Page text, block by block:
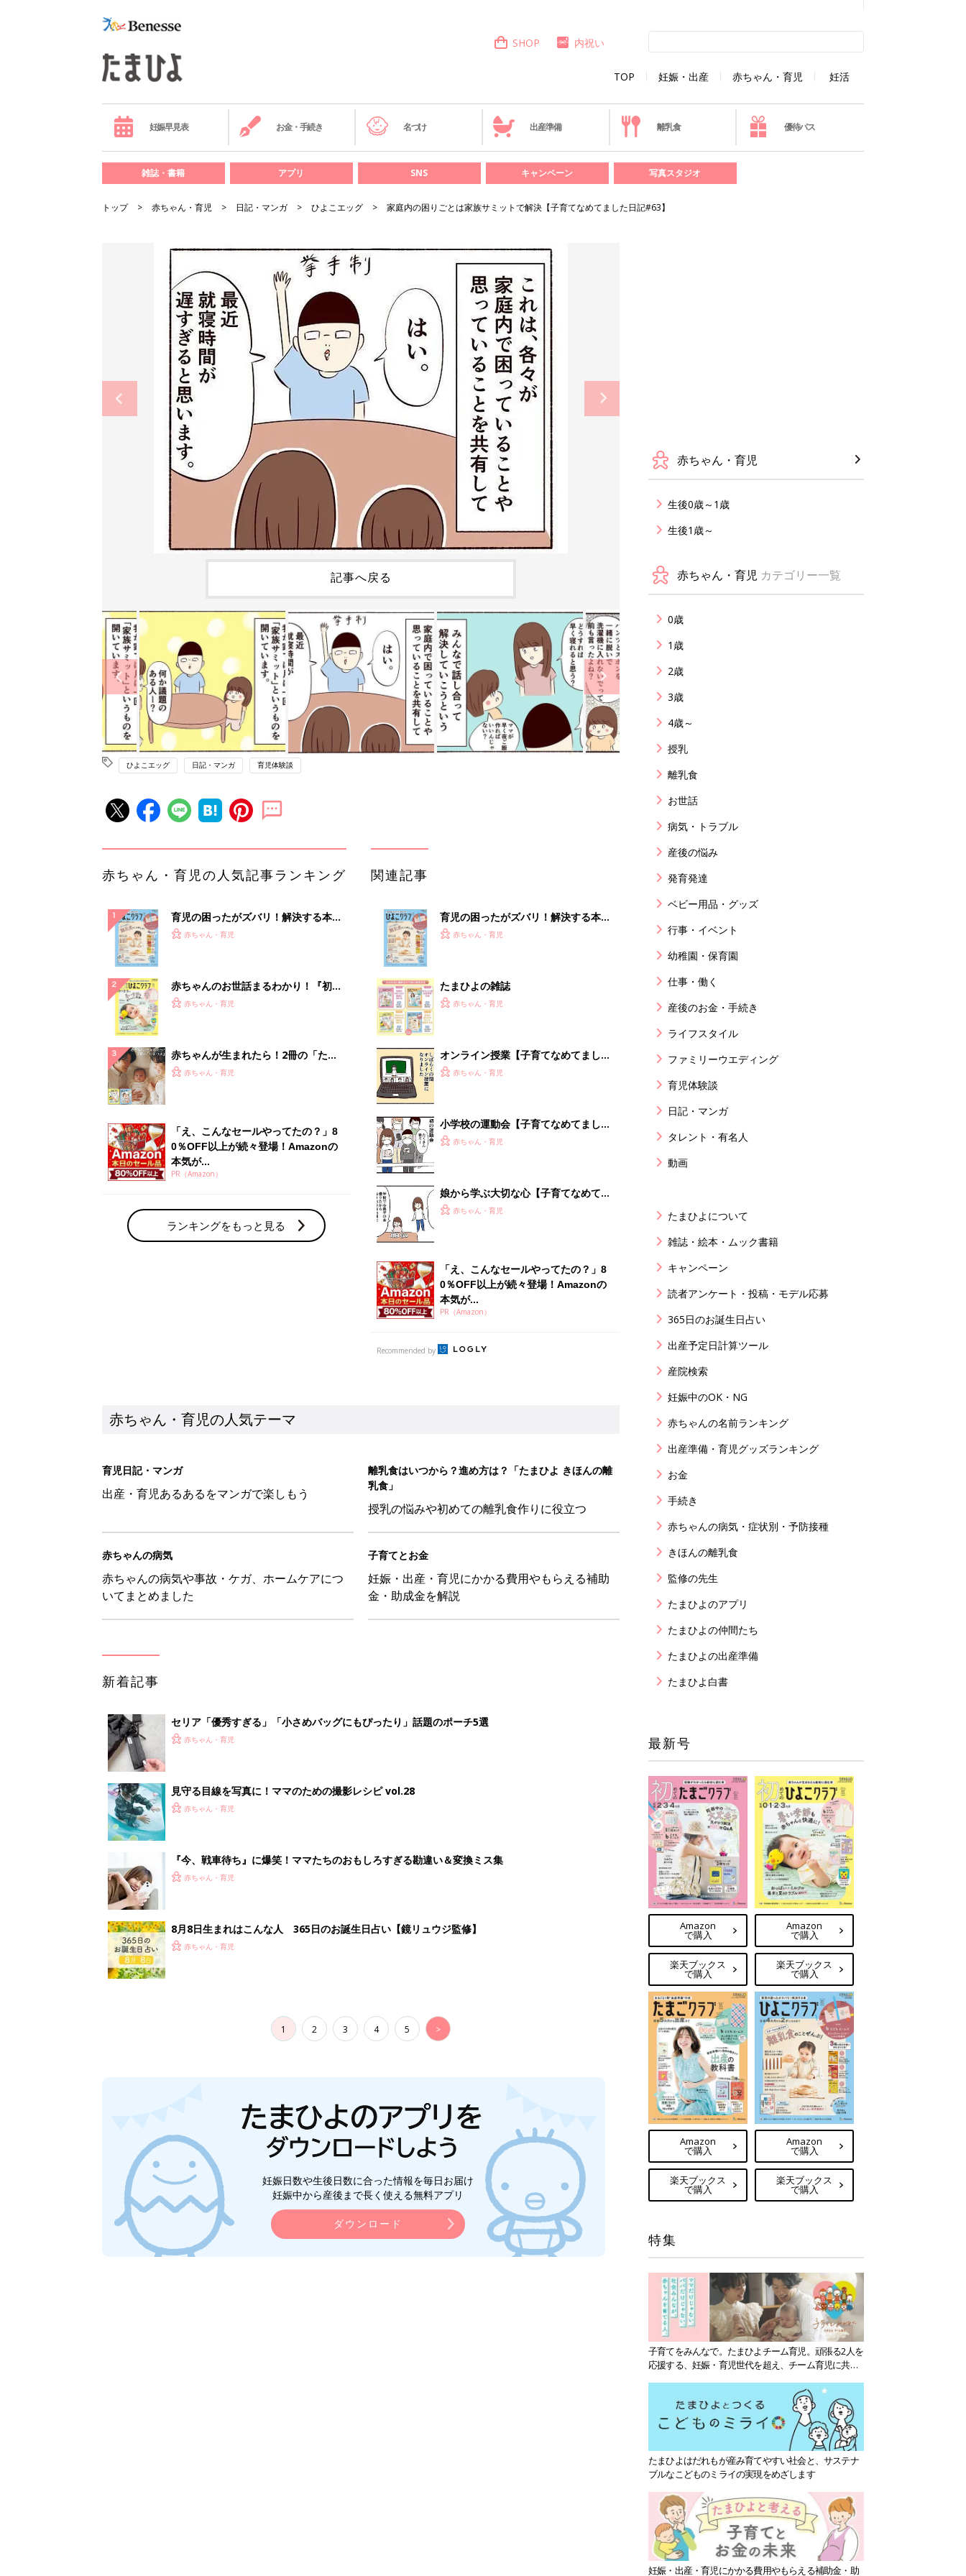
TOP 妊娠・出産 赤ちゃん・育児 妊活
SHOP 内祝い
妊娠早見表 お金・手続き 名づけ 出産準備 離乳食 優待パス
雑誌・書籍 アプリ SNS キャンペーン 写真スタジオ
トップ 赤ちゃん・育児 日記・マンガ ひよこエッグ 家庭内の困りごとは家族サミットで解決【子育てなめてました日記#63】
記事へ戻る
ひよこエッグ 日記・マンガ 育児体験談
赤ちゃん・育児の人気記事ランキング
育児の困ったがズバリ！解決する本
『ひよこクラブ 秋号』 4カ月～2才
赤ちゃん・育児
赤ちゃんのお世話まるわかり！『初め
てのひよこクラブ 夏号』〈巻頭大特
赤ちゃん・育児
赤ちゃんが生まれたら！2冊の「たま
ひよ」
赤ちゃん・育児
「え、こんなセールやってたの？」8
0％OFF以上が続々登場！Amazonの
本気が...
PR（Amazon）
ランキングをもっと見る
関連記事
育児の困ったがズバリ！解決する本
『ひよこクラブ 秋号』 4カ月～2才
赤ちゃん・育児
たまひよの雑誌
赤ちゃん・育児
オンライン授業【子育てなめてました
日記#136】
赤ちゃん・育児
小学校の運動会【子育てなめてました
日記#146】
赤ちゃん・育児
娘から学ぶ大切な心【子育てなめてま
した日記#144】
赤ちゃん・育児
「え、こんなセールやってたの？」8
0％OFF以上が続々登場！Amazonの
本気が...
PR（Amazon）
Recommended by
赤ちゃん・育児の人気テーマ
育児日記・マンガ
出産・育児あるあるをマンガで楽しもう
離乳食はいつから？進め方は？「たまひよ きほんの離
乳食」
授乳の悩みや初めての離乳食作りに役立つ
赤ちゃんの病気
赤ちゃんの病気や事故・ケガ、ホームケアにつ
いてまとめました
子育てとお金
妊娠・出産・育児にかかる費用やもらえる補助
金・助成金を解説
新着記事
セリア「優秀すぎる」「小さめバッグにもぴったり」話題のポーチ5選
赤ちゃん・育児
見守る目線を写真に！ママのための撮影レシピ vol.28
赤ちゃん・育児
『今、戦車待ち』に爆笑！ママたちのおもしろすぎる勘違い＆変換ミス集
赤ちゃん・育児
8月8日生まれはこんな人 365日のお誕生日占い【鏡リュウジ監修】
赤ちゃん・育児
1 2 3 4 5 >
妊娠日数や生後日数に合った情報を毎日お届け
妊娠中から産後まで長く使える無料アプリ
ダウンロード
赤ちゃん・育児
生後0歳～1歳
生後1歳～
赤ちゃん・育児 カテゴリー一覧
0歳
1歳
2歳
3歳
4歳～
授乳
離乳食
お世話
病気・トラブル
産後の悩み
発育発達
ベビー用品・グッズ
行事・イベント
幼稚園・保育園
仕事・働く
産後のお金・手続き
ライフスタイル
ファミリーウエディング
育児体験談
日記・マンガ
タレント・有名人
動画
たまひよについて
雑誌・絵本・ムック書籍
キャンペーン
読者アンケート・投稿・モデル応募
365日のお誕生日占い
出産予定日計算ツール
産院検索
妊娠中のOK・NG
赤ちゃんの名前ランキング
出産準備・育児グッズランキング
お金
手続き
赤ちゃんの病気・症状別・予防接種
きほんの離乳食
監修の先生
たまひよのアプリ
たまひよの仲間たち
たまひよの出産準備
たまひよ白書
最新号
Amazon
で購入
楽天ブックス
で購入
Amazon
で購入
楽天ブックス
で購入
Amazon
で購入
楽天ブックス
で購入
Amazon
で購入
楽天ブックス
で購入
特集
子育てをみんなで。たまひよチーム育児。頑張る2人を
応援する、妊娠・育児世代を超え、チーム育児に共感
たまひよはだれもが産み育てやすい社会と、サステナ
ブルなこどものミライの実現をめざします
妊娠・出産・育児にかかる費用やもらえる補助金・助